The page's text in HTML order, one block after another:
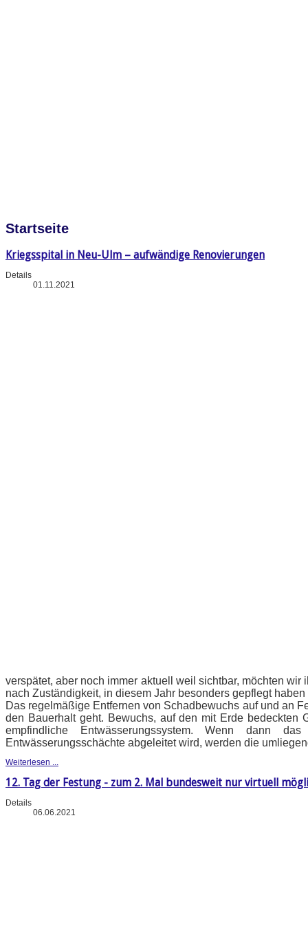
Startseite
Kriegsspital in Neu-Ulm – aufwändige Renovierungen
Details
01.11.2021
verspätet, aber noch immer aktuell weil sichtbar, möchten
nach Zuständigkeit, in diesem Jahr besonders gepflegt
Das regelmäßige Entfernen von Schadbewuchs auf und an
den Bauerhalt geht. Bewuchs, auf den mit Erde bedeckten
empfindliche Entwässerungssystem. Wenn dann
Entwässerungsschächte abgeleitet wird, werden die
Weiterlesen ...
12. Tag der Festung - zum 2. Mal bundesweit nur virtuell
Details
06.06.2021